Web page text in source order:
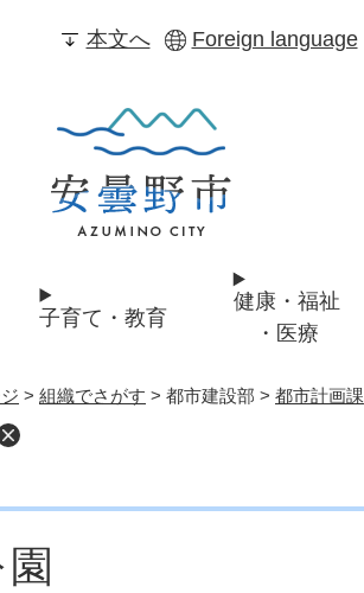
本文へ Foreign language
子育て・教育
健康・福祉
・医療
> 組織でさがす > 都市建設部 > 都市計画課